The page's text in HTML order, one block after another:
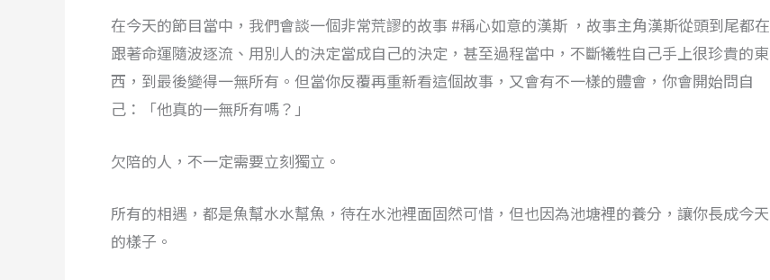
在今天的節目當中，我們會談一個非常荒謬的故事 #稱心如意的漢斯 ，故事主角漢斯從頭到尾都在
跟著命運隨波逐流、用別人的決定當成自己的決定，甚至過程當中，不斷犧牲自己手上很珍貴的東
西，到最後變得一無所有。但當你反覆再重新看這個故事，又會有不一樣的體會，你會開始問自
己：「他真的一無所有嗎？」
欠陪的人，不一定需要立刻獨立。
所有的相遇，都是魚幫水水幫魚，待在水池裡面固然可惜，但也因為池塘裡的養分，讓你長成今天
的樣子。